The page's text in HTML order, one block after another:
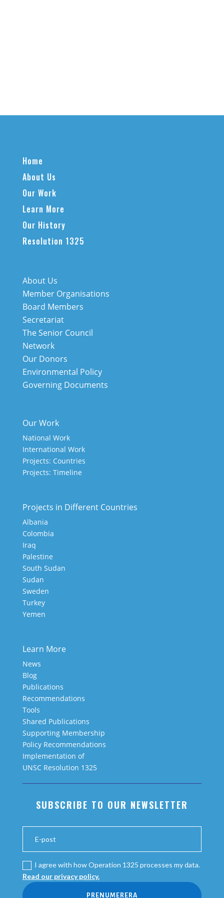
Home
About Us
Our Work
Learn More
Our History
Resolution 1325
About Us
Member Organisations
Board Members
Secretariat
The Senior Council
Network
Our Donors
Environmental Policy
Governing Documents
Our Work
National Work
International Work
Projects: Countries
Projects: Timeline
Projects in Different Countries
Albania
Colombia
Iraq
Palestine
South Sudan
Sudan
Sweden
Turkey
Yemen
Learn More
News
Blog
Publications
Recommendations
Tools
Shared Publications
Supporting Membership
Policy Recommendations
Implementation of
UNSC Resolution 1325
SUBSCRIBE TO OUR NEWSLETTER
I agree with how Operation 1325 processes my data.
Read our privacy policy.
PRENUMERERA